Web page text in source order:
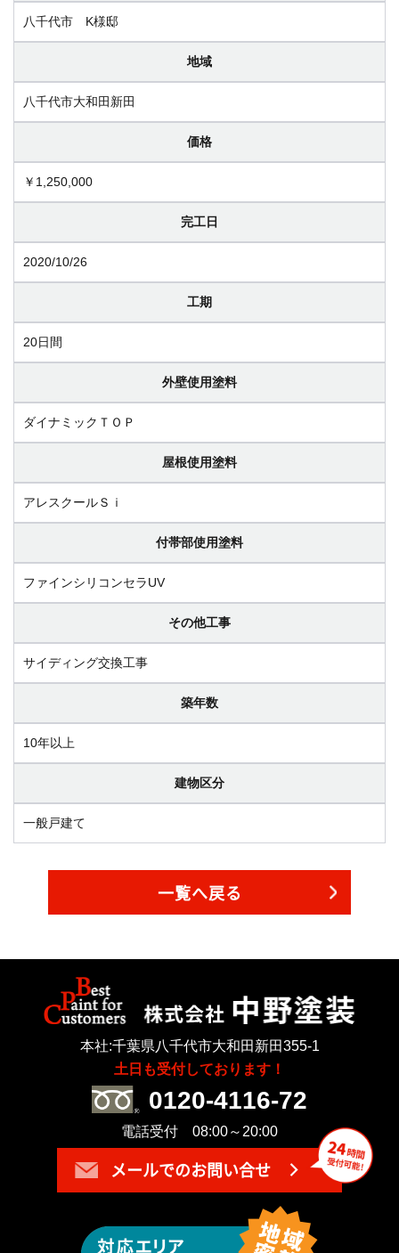
八千代市 K様邸
地域
八千代市大和田新田
価格
￥1,250,000
完工日
2020/10/26
工期
20日間
外壁使用塗料
ダイナミックＴＯＰ
屋根使用塗料
アレスクールＳｉ
付帯部使用塗料
ファインシリコンセラUV
その他工事
サイディング交換工事
築年数
10年以上
建物区分
一般戸建て
一覧へ戻る
本社:千葉県八千代市大和田新田355-1
土日も受付しております！
0120-4116-72
電話受付 08:00～20:00
メールでのお問い合せ